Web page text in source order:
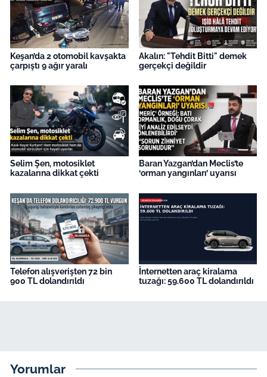
Keşan’da 2 otomobil kavşakta
çarpıştı 9 ağır yaralı
Akalın: "Tehdit Bitti" demek
gerçekçi değildir
Selim Şen, motosiklet
kazalarına dikkat çekti
Baran Yazgan’dan Meclis’te
‘orman yangınları’ uyarısı
Telefon alışverişten 72 bin
900 TL dolandırıldı
İnternetten araç kiralama
tuzağı: 59.600 TL dolandırıldı
Yorumlar